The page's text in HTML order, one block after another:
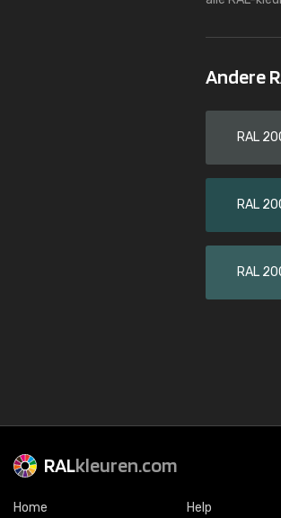
Andere
RAL
RAL
RAL
RALkleuren.com
Home Help